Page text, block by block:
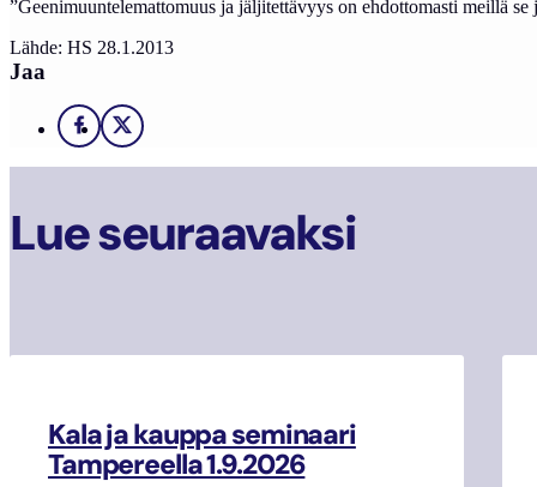
”Gee­ni­muun­te­le­mat­to­muus ja jäl­ji­tet­tä­vyys on eh­dot­to­mas­ti meil­lä
Lähde: HS 28.1.2013
Jaa
Facebook
X
Lue seuraavaksi
Kala ja kauppa seminaari
Tampereella 1.9.2026